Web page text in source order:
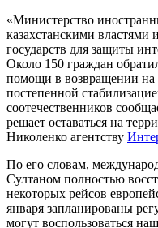
«Министерство
казахстанскими властями
государств для защиты
Около 150 граждан
помощи в возвращении на
постепенной
соотечественников
решает оставаться на
Николенко агентству
По его словам,
Султаном полностью
некоторых рейсов
января запланированы
могут воспользоваться